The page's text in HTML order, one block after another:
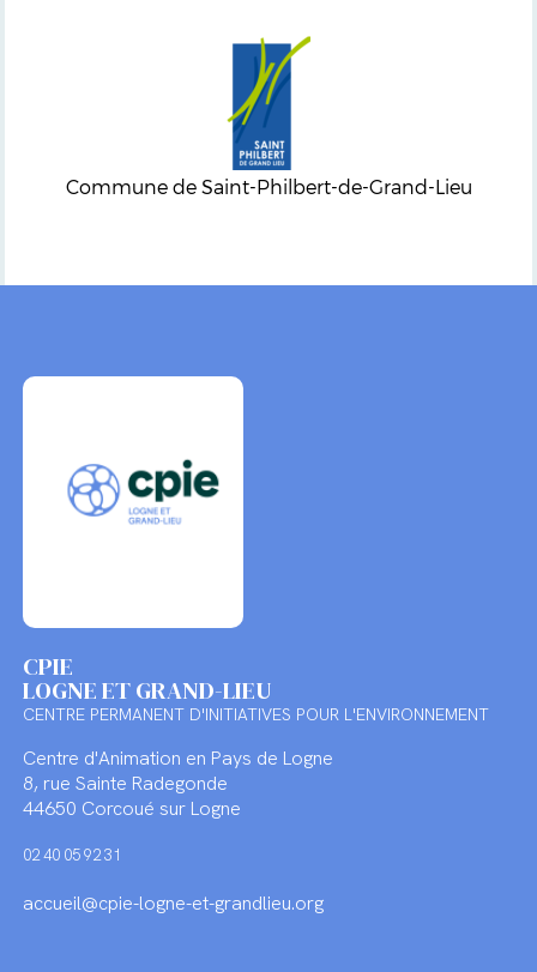
Commune de Saint-Philbert-de-Grand-Lieu
CPIE
LOGNE ET GRAND-LIEU
CENTRE PERMANENT D'INITIATIVES POUR L'ENVIRONNEMENT
Centre d'Animation en Pays de Logne
8, rue Sainte Radegonde
44650 Corcoué sur Logne
02 40 05 92 31
accueil@cpie-logne-et-grandlieu.org